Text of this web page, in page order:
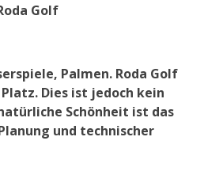
Golf
Palmen. Roda Golf
Dies ist jedoch kein
Schönheit ist das
und technischer